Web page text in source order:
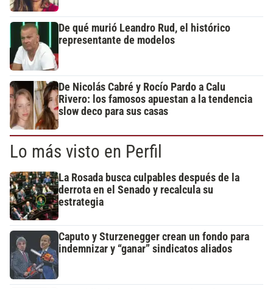
De qué murió Leandro Rud, el histórico
representante de modelos
De Nicolás Cabré y Rocío Pardo a Calu
Rivero: los famosos apuestan a la tendencia
slow deco para sus casas
Lo más visto en Perfil
La Rosada busca culpables después de la
derrota en el Senado y recalcula su
estrategia
Caputo y Sturzenegger crean un fondo para
indemnizar y “ganar” sindicatos aliados